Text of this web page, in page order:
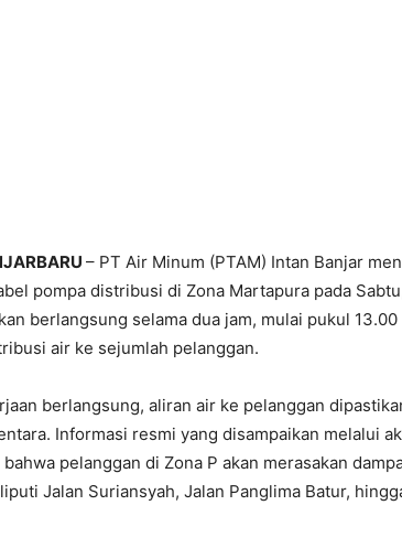
– PT Air Minum (PTAM) Intan Banjar
pompa distribusi di Zona Martapura pada
berlangsung selama dua jam, mulai pukul 13.00
air ke sejumlah pelanggan.
berlangsung, aliran air ke pelanggan
Informasi resmi yang disampaikan melalui
pelanggan di Zona P akan merasakan
Jalan Suriansyah, Jalan Panglima Batur,